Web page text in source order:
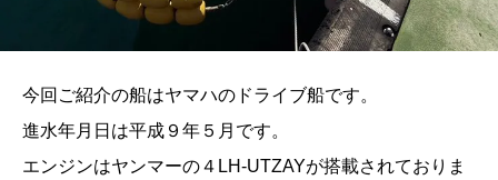
今回ご紹介の船はヤマハのドライブ船です。
進水年月日は平成９年５月です。
エンジンはヤンマーの４LH-UTZAYが搭載されておりま